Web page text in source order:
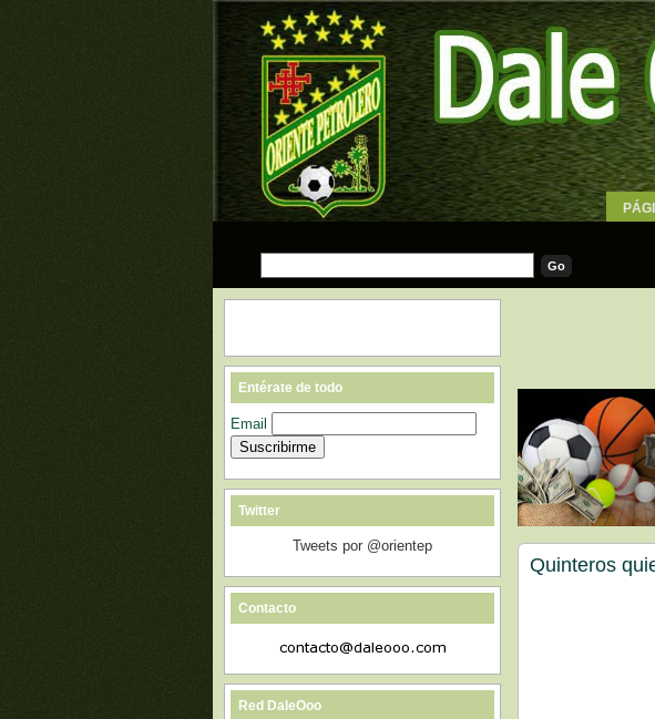
Quinteros
Entérate de todo
Email
Twitter
Tweets por @orientep
Contacto
Red DaleOoo